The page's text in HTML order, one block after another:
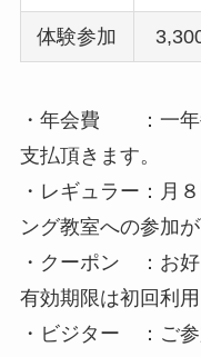
体験参加
・年会費 ：一年
支払頂きます。
・レギュラー：月
ング教室への参加が
・クーポン ：お
有効期限は初回利用
・ビジター ：ご